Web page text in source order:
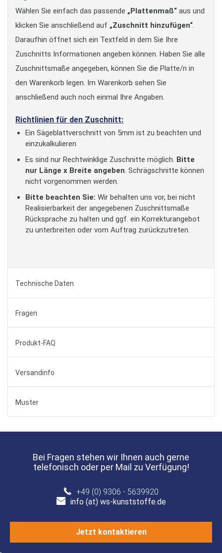
Wählen Sie einfach das passende „Plattenmaß“ aus und
klicken Sie anschließend auf „Zuschnitt hinzufügen“.
Daraufhin öffnet sich ein Textfeld in dem Sie Ihre
Zuschnitts Informationen angeben können. Haben Sie alle
Zuschnittsmaße angegeben, können Sie die Platte/n in
den Warenkorb legen. Im Warenkorb sehen Sie
anschließend auch noch einmal Ihre Angaben.
Richtlinien für den Zuschnitt:
Ein Sägeblattverschnitt von 5mm ist zu beachten und
einzukalkulieren
Es sind nur Rechtwinklige Zuschnitte möglich. Bitte
nur Länge x Breite angeben. Schrägschnitte können
nicht vorgenommen werden.
Bitte beachten Sie: Wir behalten uns vor, bei nicht
Realisierbarkeit der angegebenen Zuschnittsmaße
Rücksprache zu halten und ggf. ein Korrekturangebot
zu unterbreiten oder vom Auftrag zurückzutreten.
Technische Daten
Fragen
Produkt-FAQ
Versandinfo
Muster
Bei Fragen stehen wir Ihnen auch gerne
telefonisch oder per Mail zu Verfügung!
+49 (0) 9306 - 5639920
info (at) ws-kunststoffe.de
Jetzt kontaktieren